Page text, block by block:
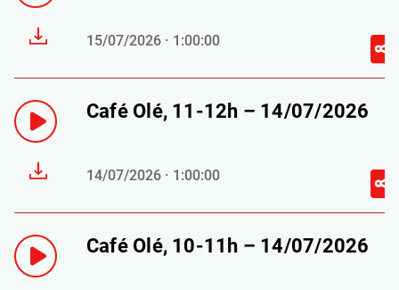
15/07/2026 · 1:00:00
Café Olé, 11-12h – 14/07/2026
14/07/2026 · 1:00:00
Café Olé, 10-11h – 14/07/2026